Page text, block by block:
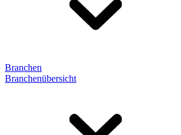
Branchen
Branchenübersicht